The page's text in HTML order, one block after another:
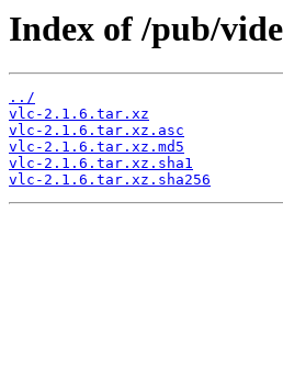
Index of /pub/
../
vlc-2.1.6.tar.xz
vlc-2.1.6.tar.xz.asc
vlc-2.1.6.tar.xz.md5
vlc-2.1.6.tar.xz.sha1
vlc-2.1.6.tar.xz.sha256